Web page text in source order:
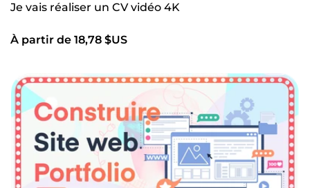
Je vais réaliser un CV vidéo 4K
À partir de 18,78 $US